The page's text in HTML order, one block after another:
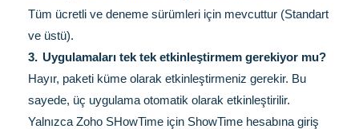
Tüm ücretli ve deneme sürümleri için mevcuttur (Standart
ve üstü).
3. Uygulamaları tek tek etkinleştirmem gerekiyor mu?
Hayır, paketi küme olarak etkinleştirmeniz gerekir. Bu
sayede, üç uygulama otomatik olarak etkinleştirilir.
Yalnızca Zoho SHowTime için ShowTime hesabına giriş